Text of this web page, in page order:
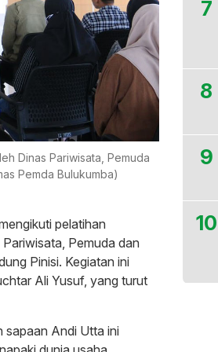
Dinas Pariwisata, Pemuda
Pemda Bulukumba)
pelatihan
Pemuda dan
Pinisi. Kegiatan ini
Ali Yusuf, yang turut
sapaan Andi Utta ini
7
8
9
10